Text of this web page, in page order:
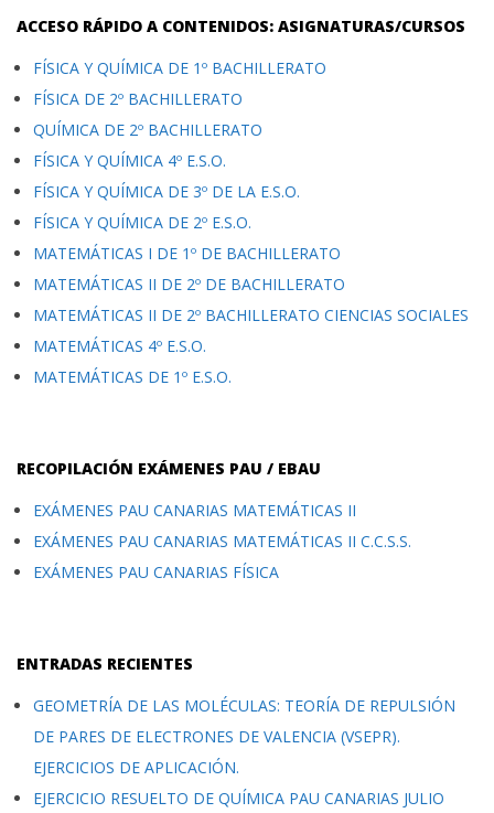
ACCESO RÁPIDO A CONTENIDOS: ASIGNATURAS/CURSOS
FÍSICA Y QUÍMICA DE 1º BACHILLERATO
FÍSICA DE 2º BACHILLERATO
QUÍMICA DE 2º BACHILLERATO
FÍSICA Y QUÍMICA 4º E.S.O.
FÍSICA Y QUÍMICA DE 3º DE LA E.S.O.
FÍSICA Y QUÍMICA DE 2º E.S.O.
MATEMÁTICAS I DE 1º DE BACHILLERATO
MATEMÁTICAS II DE 2º DE BACHILLERATO
MATEMÁTICAS II DE 2º BACHILLERATO CIENCIAS SOCIALES
MATEMÁTICAS 4º E.S.O.
MATEMÁTICAS DE 1º E.S.O.
RECOPILACIÓN EXÁMENES PAU / EBAU
EXÁMENES PAU CANARIAS MATEMÁTICAS II
EXÁMENES PAU CANARIAS MATEMÁTICAS II C.C.S.S.
EXÁMENES PAU CANARIAS FÍSICA
ENTRADAS RECIENTES
GEOMETRÍA DE LAS MOLÉCULAS: TEORÍA DE REPULSIÓN
DE PARES DE ELECTRONES DE VALENCIA (VSEPR).
EJERCICIOS DE APLICACIÓN.
EJERCICIO RESUELTO DE QUÍMICA PAU CANARIAS JULIO